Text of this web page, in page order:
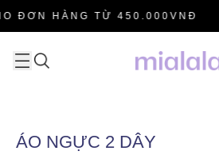
ĐƠN HÀNG TỪ 450.000VNĐ
ÁO NGỰC 2 DÂY